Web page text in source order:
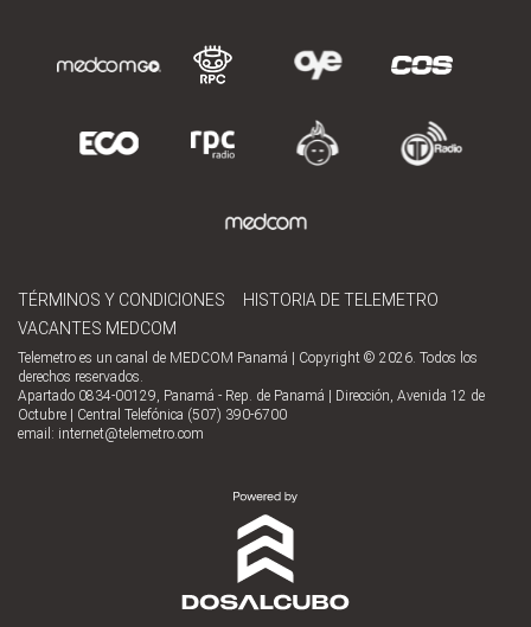
TÉRMINOS Y CONDICIONES
HISTORIA DE TELEMETRO
VACANTES MEDCOM
Telemetro es un canal de MEDCOM Panamá | Copyright © 2026. Todos los
derechos reservados.
Apartado 0834-00129, Panamá - Rep. de Panamá | Dirección, Avenida 12 de
Octubre | Central Telefónica (507) 390-6700
email: internet@telemetro.com